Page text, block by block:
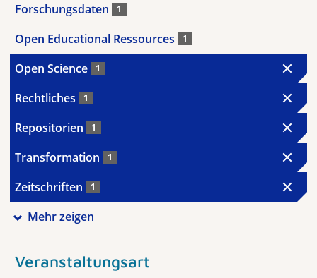
Forschungsdaten 1
Open Educational Ressources 1
Open Science 1
Rechtliches 1
Repositorien 1
Transformation 1
Zeitschriften 1
Mehr zeigen
Veranstaltungsart